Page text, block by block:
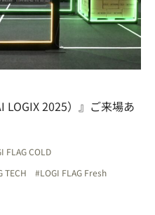
LOGIX 2025）』ご来場あ
FLAG COLD
TECH
LOGI FLAG Fresh